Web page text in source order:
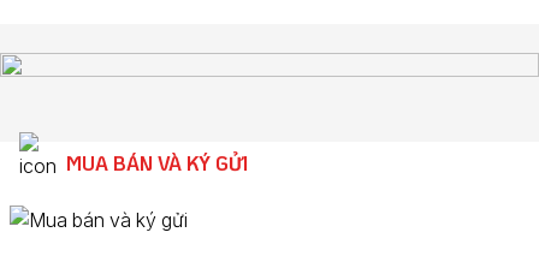
MUA BÁN VÀ KÝ GỬI